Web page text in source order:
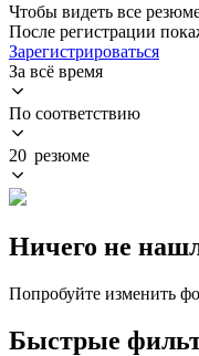
Чтобы видеть все
После регистрации
Зарегистрироваться
За всё время
По соответствию
20 резюме
Ничего не
Попробуйте изменить
Быстрые